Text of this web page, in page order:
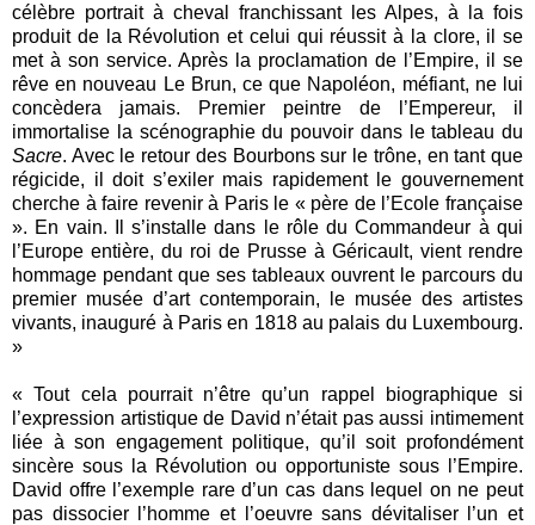
célèbre portrait à cheval franchissant les Alpes, à la fois
produit de la Révolution et celui qui réussit à la clore, il se
met à son service. Après la proclamation de l’Empire, il se
rêve en nouveau Le Brun, ce que Napoléon, méfiant, ne lui
concèdera jamais. Premier peintre de l’Empereur, il
immortalise la scénographie du pouvoir dans le tableau du
Sacre. Avec le retour des Bourbons sur le trône, en tant que
régicide, il doit s’exiler mais rapidement le gouvernement
cherche à faire revenir à Paris le « père de l’Ecole française
». En vain. Il s’installe dans le rôle du Commandeur à qui
l’Europe entière, du roi de Prusse à Géricault, vient rendre
hommage pendant que ses tableaux ouvrent le parcours du
premier musée d’art contemporain, le musée des artistes
vivants, inauguré à Paris en 1818 au palais du Luxembourg.
»
« Tout cela pourrait n’être qu’un rappel biographique si
l’expression artistique de David n’était pas aussi intimement
liée à son engagement politique, qu’il soit profondément
sincère sous la Révolution ou opportuniste sous l’Empire.
David offre l’exemple rare d’un cas dans lequel on ne peut
pas dissocier l’homme et l’oeuvre sans dévitaliser l’un et